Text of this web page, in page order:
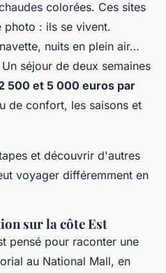
colorées. Ces sites
photo : ils se vivent.
nuits en plein air…
séjour de deux semaines
500 et 5 000 euros par
de confort, les saisons et
et découvrir d'autres
voyager différemment en
sur la côte Est
pensé pour raconter une
au National Mall, en